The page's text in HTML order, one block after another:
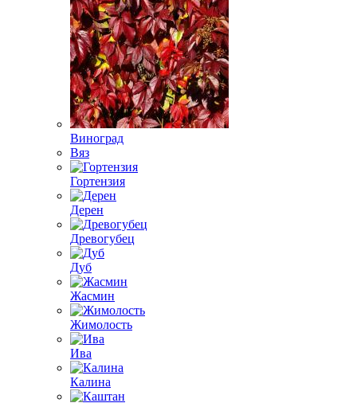
Виноград
Вяз
Гортензия
Дерен
Древогубец
Дуб
Жасмин
Жимолость
Ива
Калина